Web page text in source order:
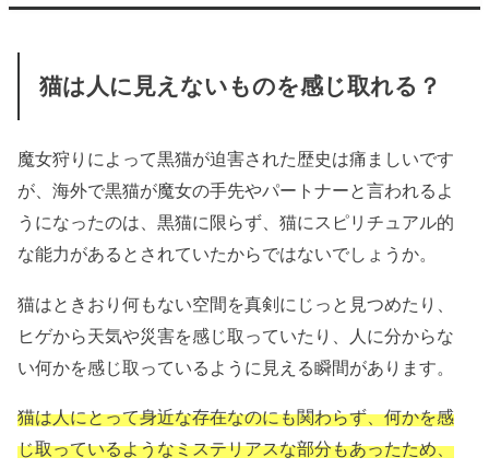
猫は人に見えないものを感じ取れる？
魔女狩りによって黒猫が迫害された歴史は痛ましいです
が、海外で黒猫が魔女の手先やパートナーと言われるよ
うになったのは、黒猫に限らず、猫にスピリチュアル的
な能力があるとされていたからではないでしょうか。
猫はときおり何もない空間を真剣にじっと見つめたり、
ヒゲから天気や災害を感じ取っていたり、人に分からな
い何かを感じ取っているように見える瞬間があります。
猫は人にとって身近な存在なのにも関わらず、何かを感
じ取っているようなミステリアスな部分もあったため、